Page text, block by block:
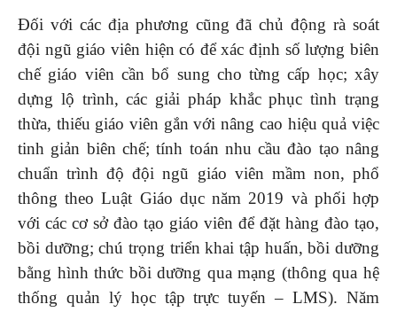
Đối với các địa phương cũng đã chủ động rà soát
đội ngũ giáo viên hiện có để xác định số lượng biên
chế giáo viên cần bổ sung cho từng cấp học; xây
dựng lộ trình, các giải pháp khắc phục tình trạng
thừa, thiếu giáo viên gắn với nâng cao hiệu quả việc
tinh giản biên chế; tính toán nhu cầu đào tạo nâng
chuẩn trình độ đội ngũ giáo viên mầm non, phổ
thông theo Luật Giáo dục năm 2019 và phối hợp
với các cơ sở đào tạo giáo viên để đặt hàng đào tạo,
bồi dưỡng; chú trọng triển khai tập huấn, bồi dưỡng
bằng hình thức bồi dưỡng qua mạng (thông qua hệ
thống quản lý học tập trực tuyến – LMS). Năm